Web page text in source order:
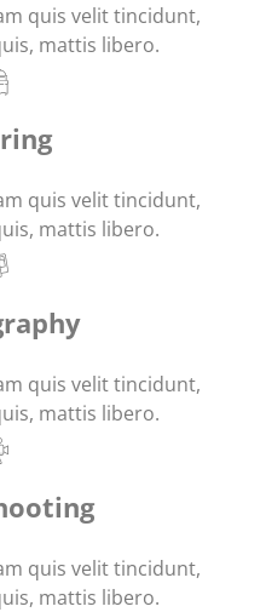
quis velit tincidunt,
mattis libero.
quis velit tincidunt,
mattis libero.
quis velit tincidunt,
mattis libero.
quis velit tincidunt,
mattis libero.